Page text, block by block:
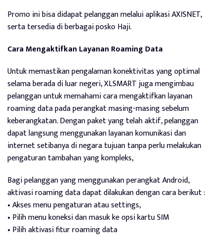
Promo ini bisa didapat pelanggan melalui aplikasi AXISNET,
serta tersedia di berbagai posko Haji.
Cara Mengaktifkan Layanan Roaming Data
Untuk memastikan pengalaman konektivitas yang optimal
selama berada di luar negeri, XLSMART juga mengimbau
pelanggan untuk memahami cara mengaktifkan layanan
roaming data pada perangkat masing-masing sebelum
keberangkatan. Dengan paket yang telah aktif, pelanggan
dapat langsung menggunakan layanan komunikasi dan
internet setibanya di negara tujuan tanpa perlu melakukan
pengaturan tambahan yang kompleks,
Bagi pelanggan yang menggunakan perangkat Android,
aktivasi roaming data dapat dilakukan dengan cara berikut :
• Akses menu pengaturan atau settings,
• Pilih menu koneksi dan masuk ke opsi kartu SIM
• Pilih aktivasi fitur roaming data